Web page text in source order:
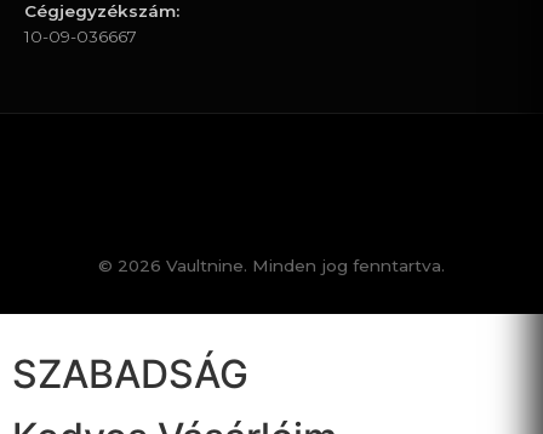
Cégjegyzékszám:
10-09-036667
© 2026 Vaultnine. Minden jog fenntartva.
SZABADSÁG